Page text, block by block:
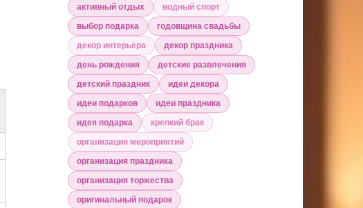
активный отдых
водный спорт
выбор подарка
годовщина свадьбы
декор интерьера
декор праздника
день рождения
детские развлечения
детский праздник
идеи декора
идеи подарков
идеи праздника
идея подарка
крепкий брак
организация мероприятий
организация праздника
организация торжества
оригинальный подарок